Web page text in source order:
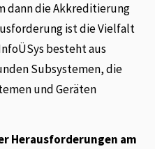
dann die Akkreditierung
ist die Vielfalt
besteht aus
Subsystemen, die
und Geräten
Herausforderungen am